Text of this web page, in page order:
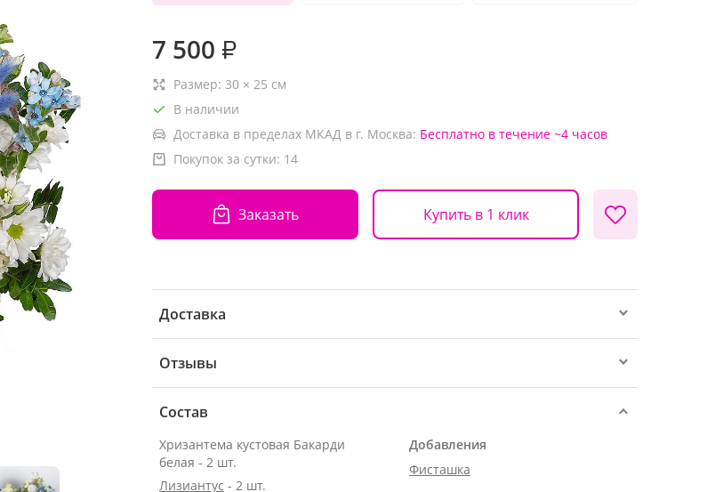
7 500 ₽
Размер: 30 × 25 см
В наличии
Доставка в пределах МКАД в г. Москва: Бесплатно в течение ~4 часов
Покупок за сутки: 14
Заказать Купить в 1 клик
Доставка
Отзывы
Состав
Хризантема кустовая Бакарди
белая - 2 шт.
Лизиантус - 2 шт.
Добавления
Фисташка